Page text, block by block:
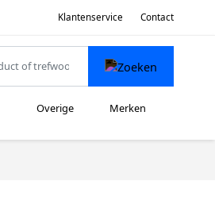
Klantenservice Contact
Overige Merken